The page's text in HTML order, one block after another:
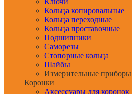
Кольца копировальные
Кольца переходные
Кольца проставочные
Подшипники
Саморезы
Стопорные кольца
Шайбы
Измерительные приборы
Коронки
Аксессуары для коронок